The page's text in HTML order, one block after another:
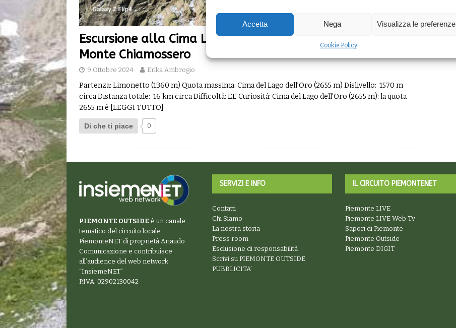
Accetta Nega Visualizza le preferenze
Cookie Policy
Escursione alla Cima Lago dell’Oro, Rocca della Bastera e
Monte Chiamossero
9 Ottobre 2024 Erika Ambrogio
Partenza: Limonetto (1360 m) Quota massima: Cima del Lago dell’Oro (2655 m) Dislivello: 1570 m
circa Distanza totale: 16 km circa Difficoltà: EE Curiosità: Cima del Lago dell’Oro (2655 m): la quota
2655 m è [LEGGI TUTTO]
Di che ti piace 0
PIEMONTE OUTSIDE è un canale
tematico del circuito locale
PiemonteNET di proprietà Ariaudo
Comunicazione e contribuisce
all’audience del web network
“InsiemeNET”
P.IVA. 02902130042
SERVIZI E INFO
Contatti
Chi Siamo
La nostra storia
Press room
Esclusione di responsabilità
Scrivi su PIEMONTE OUTSIDE
PUBBLICITA’
IL CIRCUITO PIEMONTENET
Piemonte LIVE
Piemonte LIVE Web Tv
Sapori di Piemonte
Piemonte Outside
Piemonte DIGIT